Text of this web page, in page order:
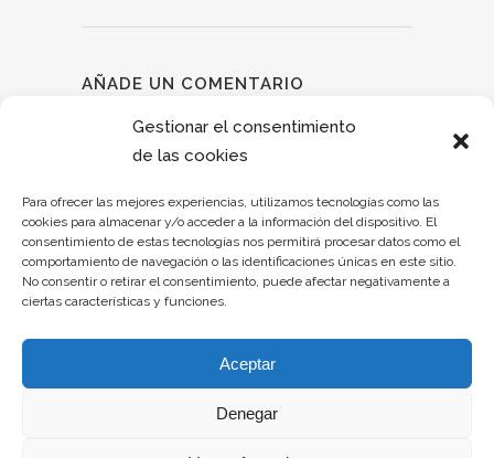
Gestionar el consentimiento
de las cookies
Para ofrecer las mejores experiencias, utilizamos tecnologías como las
cookies para almacenar y/o acceder a la información del dispositivo. El
consentimiento de estas tecnologías nos permitirá procesar datos como el
comportamiento de navegación o las identificaciones únicas en este sitio.
No consentir o retirar el consentimiento, puede afectar negativamente a
ciertas características y funciones.
Aceptar
Denegar
AÑADE UN COMENTARIO
Debes estar conectado para dejar un
comentario.